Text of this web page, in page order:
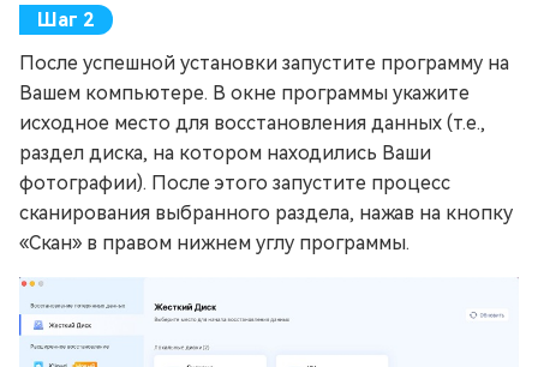
После успешной установки запустите программу на
Вашем компьютере. В окне программы укажите
исходное место для восстановления данных (т.е.,
раздел диска, на котором находились Ваши
фотографии). После этого запустите процесс
сканирования выбранного раздела, нажав на кнопку
«Скан» в правом нижнем углу программы.